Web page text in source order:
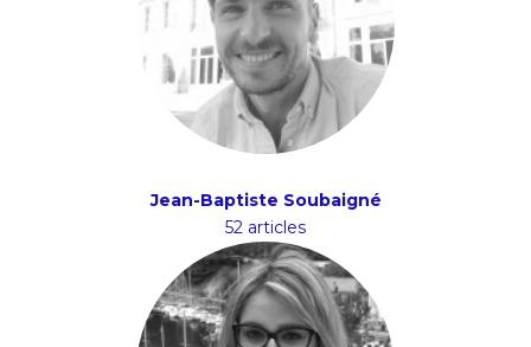
Jean-Baptiste Soubaigné
52 articles